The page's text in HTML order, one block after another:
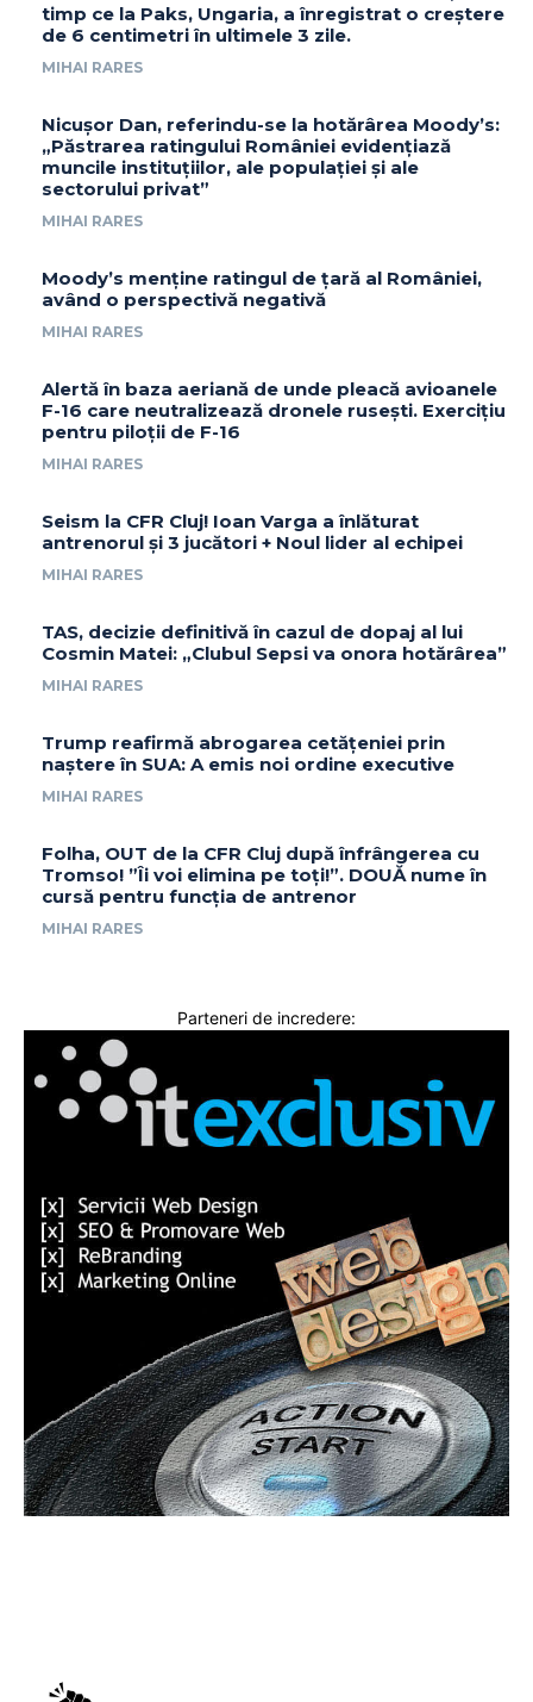
timp ce la Paks, Ungaria, a înregistrat o creștere
de 6 centimetri în ultimele 3 zile.
MIHAI RARES
Nicușor Dan, referindu-se la hotărârea Moody’s:
„Păstrarea ratingului României evidențiază
muncile instituțiilor, ale populației și ale
sectorului privat”
MIHAI RARES
Moody’s menține ratingul de țară al României,
având o perspectivă negativă
MIHAI RARES
Alertă în baza aeriană de unde pleacă avioanele
F-16 care neutralizează dronele rusești. Exercițiu
pentru piloții de F-16
MIHAI RARES
Seism la CFR Cluj! Ioan Varga a înlăturat
antrenorul și 3 jucători + Noul lider al echipei
MIHAI RARES
TAS, decizie definitivă în cazul de dopaj al lui
Cosmin Matei: „Clubul Sepsi va onora hotărârea”
MIHAI RARES
Trump reafirmă abrogarea cetățeniei prin
naștere în SUA: A emis noi ordine executive
MIHAI RARES
Folha, OUT de la CFR Cluj după înfrângerea cu
Tromso! ”Îi voi elimina pe toți!”. DOUĂ nume în
cursă pentru funcția de antrenor
MIHAI RARES
Parteneri de incredere: